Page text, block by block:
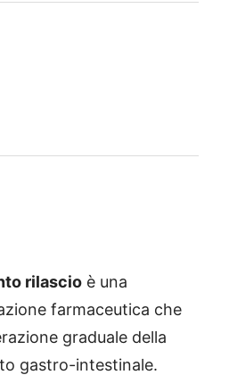
rilascio è una
farmaceutica che
graduale della
gastro-intestinale.